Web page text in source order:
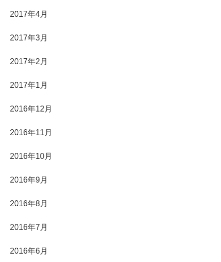
2017年4月
2017年3月
2017年2月
2017年1月
2016年12月
2016年11月
2016年10月
2016年9月
2016年8月
2016年7月
2016年6月